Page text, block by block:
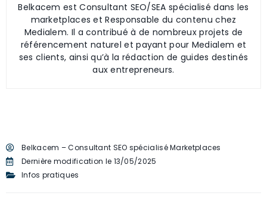
Belkacem est Consultant SEO/SEA spécialisé dans les
marketplaces et Responsable du contenu chez
Medialem. Il a contribué à de nombreux projets de
référencement naturel et payant pour Medialem et
ses clients, ainsi qu’à la rédaction de guides destinés
aux entrepreneurs.
Belkacem – Consultant SEO spécialisé Marketplaces
Dernière modification le 13/05/2025
Infos pratiques